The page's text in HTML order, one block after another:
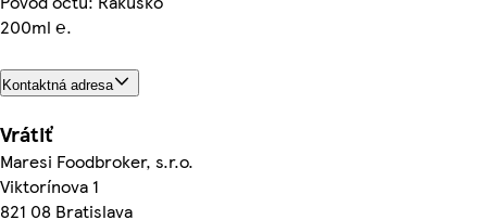
200ml ℮.
Kontaktná adresa
Vrátiť
Maresi Foodbroker, s.r.o.
Viktorínova 1
821 08 Bratislava